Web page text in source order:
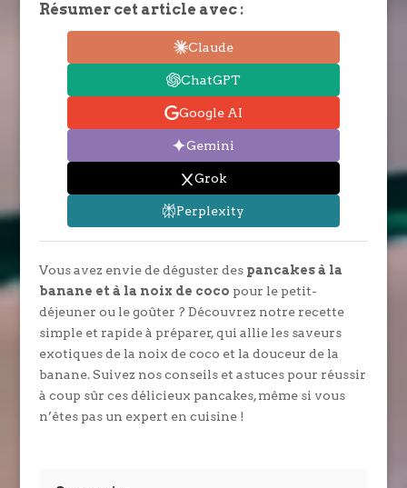
Résumer cet article avec :
Claude
ChatGPT
Google AI
Gemini
Grok
Perplexity
Vous avez envie de déguster des pancakes à la
banane et à la noix de coco pour le petit-
déjeuner ou le goûter ? Découvrez notre recette
simple et rapide à préparer, qui allie les saveurs
exotiques de la noix de coco et la douceur de la
banane. Suivez nos conseils et astuces pour réussir
à coup sûr ces délicieux pancakes, même si vous
n’êtes pas un expert en cuisine !